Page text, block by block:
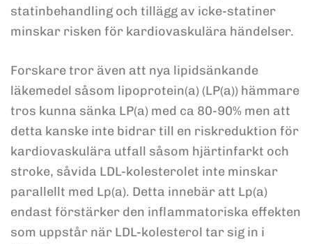
statinbehandling och tillägg av icke-statiner
minskar risken för kardiovaskulära händelser.
Forskare tror även att nya lipidsänkande
läkemedel såsom lipoprotein(a) (LP(a)) hämmare
tros kunna sänka LP(a) med ca 80-90% men att
detta kanske inte bidrar till en riskreduktion för
kardiovaskulära utfall såsom hjärtinfarkt och
stroke, såvida LDL-kolesterolet inte minskar
parallellt med Lp(a). Detta innebär att Lp(a)
endast förstärker den inflammatoriska effekten
som uppstår när LDL-kolesterol tar sig in i